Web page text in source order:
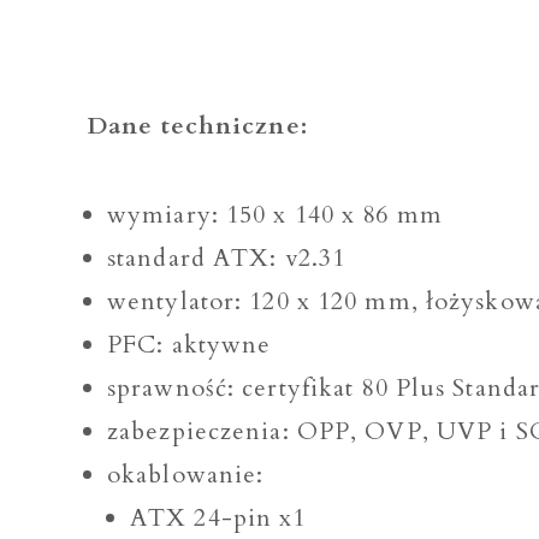
Dane techniczne:
wymiary: 150 x 140 x 86 mm
standard ATX: v2.31
wentylator: 120 x 120 mm,
PFC: aktywne
sprawność: certyfikat 80 Plus
zabezpieczenia: OPP, OVP, UVP i
okablowanie:
ATX 24-pin x1